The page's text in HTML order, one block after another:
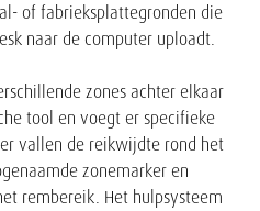
of fabrieksplattegronden die
naar de computer uploadt.
zones achter elkaar
tool en voegt er specifieke
vallen de reikwijdte rond het
zonemarker en
rembereik. Het hulpsysteem